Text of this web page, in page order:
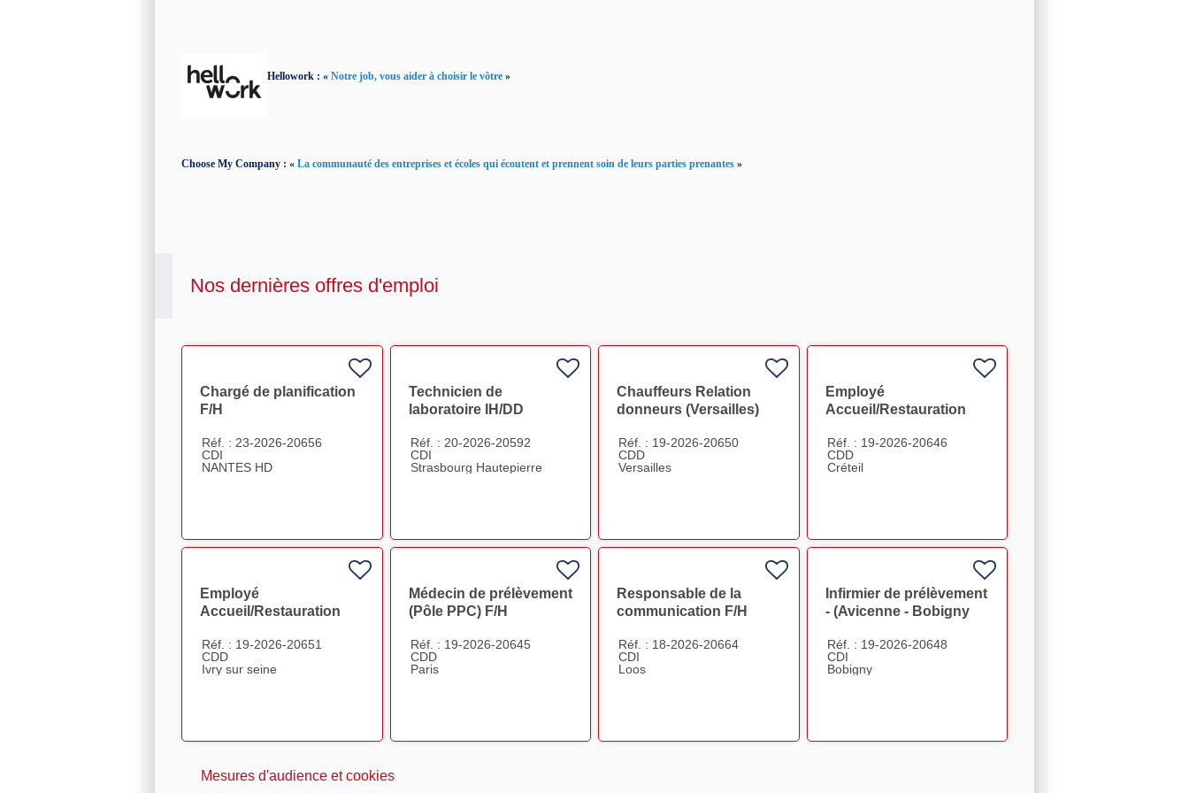
Hellowork : « Notre job, vous aider à choisir le vôtre »
Choose My Company : « La communauté des entreprises et écoles qui écoutent et prennent soin de leurs parties prenantes »
Nos dernières offres d'emploi
Chargé de planification
F/H
Réf. : 23-2026-20656
CDI
NANTES HD
Technicien de
laboratoire IH/DD
CDI F/H
Réf. : 20-2026-20592
CDI
Strasbourg Hautepierre
Chauffeurs Relation
donneurs (Versailles)
Réf. : 19-2026-20650
CDD
Versailles
Employé
Accueil/Restauration
Réf. : 19-2026-20646
CDD
Créteil
Employé
Accueil/Restauration
Réf. : 19-2026-20651
CDD
Ivry sur seine
Médecin de prélèvement
(Pôle PPC) F/H
Réf. : 19-2026-20645
CDD
Paris
Responsable de la
communication F/H
Réf. : 18-2026-20664
CDI
Loos
Infirmier de prélèvement
- (Avicenne - Bobigny
Réf. : 19-2026-20648
CDI
Bobigny
Mesures d'audience et cookies